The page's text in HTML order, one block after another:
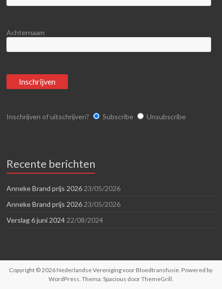
Achternaam
Inschrijven of uitschrijven? Subscribe Unsubscribe
Recente berichten
Anneke Brand prijs 2026 23/05/2026
Anneke Brand prijs 2026 23/05/2026
Verslag 6 juni 2024 22/08/2024
Copyright © 2026 Nederlandse Vereniging voor Bloedtransfusie. Powered by
WordPress. Thema: Spacious doorThemeGrill.